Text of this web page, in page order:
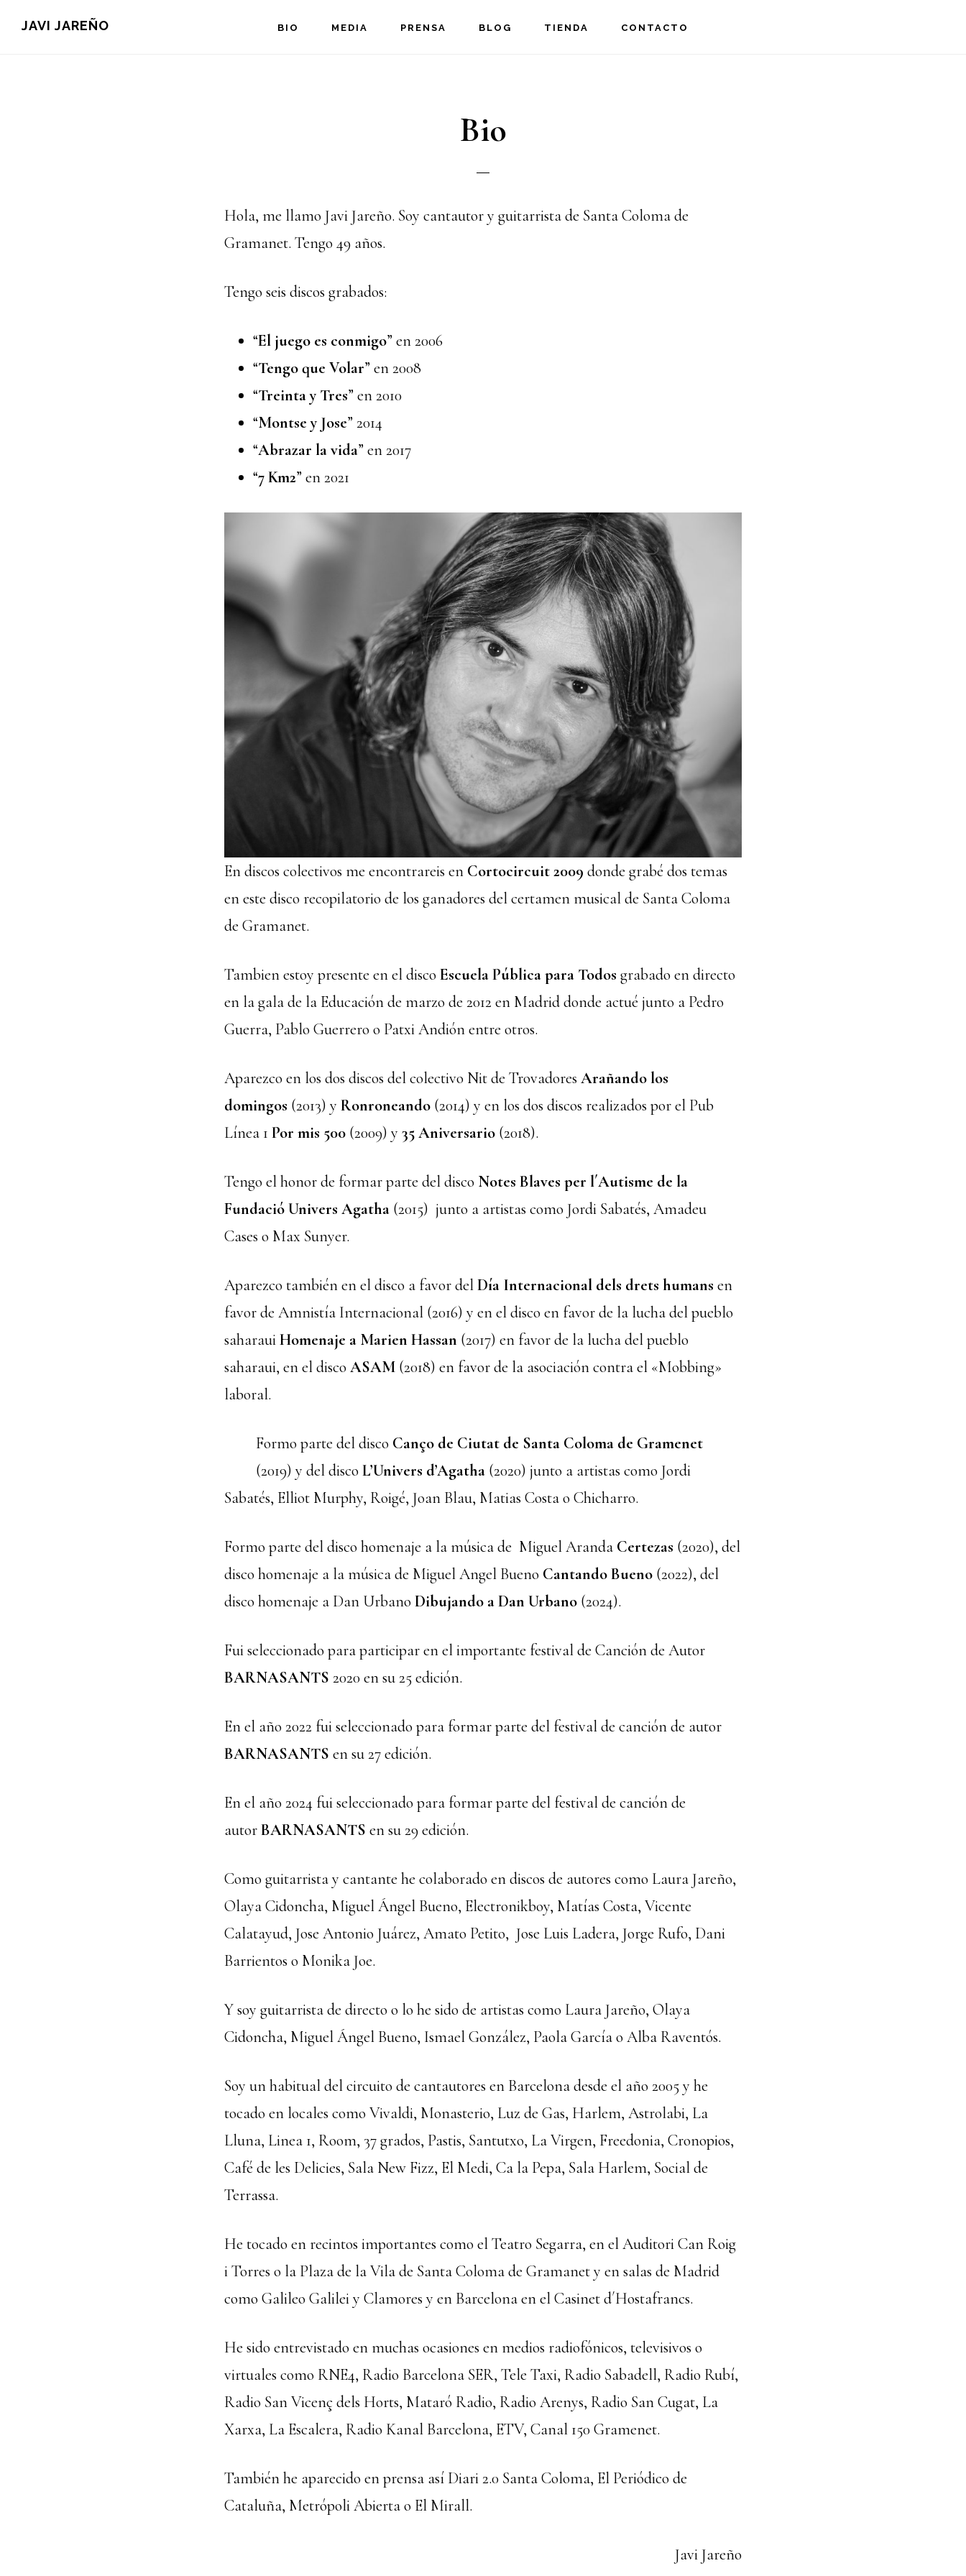
JAVI JAREÑO BIO MEDIA PRENSA BLOG TIENDA CONTACTO
Bio
Hola, me llamo Javi Jareño. Soy cantautor y guitarrista de Santa Coloma de
Gramanet. Tengo 49 años.
Tengo seis discos grabados:
“El juego es conmigo” en 2006
“Tengo que Volar” en 2008
“Treinta y Tres” en 2010
“Montse y Jose” 2014
“Abrazar la vida” en 2017
“7 Km2” en 2021
En discos colectivos me encontrareis en Cortocircuit 2009 donde grabé dos temas
en este disco recopilatorio de los ganadores del certamen musical de Santa Coloma
de Gramanet.
Tambien estoy presente en el discoEscuela Pública para Todos grabado en directo
en la gala de la Educación de marzo de 2012 en Madrid donde actué junto a Pedro
Guerra, Pablo Guerrero o Patxi Andión entre otros.
Aparezco en los dos discos del colectivo Nit de TrovadoresArañando los
domingos (2013) y Ronroneando (2014) y en los dos discos realizados por el Pub
Línea 1 Por mis 500 (2009) y 35 Aniversario (2018).
Tengo el honor de formar parte del disco Notes Blaves per l´Autisme de la
Fundació Univers Agatha (2015) junto a artistas como Jordi Sabatés, Amadeu
Cases o Max Sunyer.
Aparezco también en el disco a favor delDía Internacional dels drets humans en
favor de Amnistía Internacional (2016) y en el disco en favor de la lucha del pueblo
saharauiHomenaje a Marien Hassan (2017) en favor de la lucha del pueblo
saharaui, en el discoASAM (2018) en favor de la asociación contra el «Mobbing»
laboral.
Formo parte del disco Canço de Ciutat de Santa Coloma de Gramenet
(2019) y del discoL’Univers d’Agatha (2020) junto a artistas como Jordi
Sabatés, Elliot Murphy, Roigé, Joan Blau, Matias Costa o Chicharro.
Formo parte del disco homenaje a la música de Miguel Aranda Certezas (2020), del
disco homenaje a la música de Miguel Angel Bueno Cantando Bueno (2022), del
disco homenaje a Dan UrbanoDibujando a Dan Urbano (2024).
Fui seleccionado para participar en el importante festival de Canción de Autor
BARNASANTS 2020 en su 25 edición.
En el año 2022 fui seleccionado para formar parte del festival de canción de autor
BARNASANTS en su 27 edición.
En el año 2024 fui seleccionado para formar parte del festival de canción de
autorBARNASANTS en su 29 edición.
Como guitarrista y cantante he colaborado en discos de autores como Laura Jareño,
Olaya Cidoncha, Miguel Ángel Bueno, Electronikboy, Matías Costa, Vicente
Calatayud, Jose Antonio Juárez, Amato Petito, Jose Luis Ladera, Jorge Rufo, Dani
Barrientos o Monika Joe.
Y soy guitarrista de directo o lo he sido de artistas como Laura Jareño, Olaya
Cidoncha, Miguel Ángel Bueno, Ismael González, Paola García o Alba Raventós.
Soy un habitual del circuito de cantautores en Barcelona desde el año 2005 y he
tocado en locales como Vivaldi, Monasterio, Luz de Gas, Harlem, Astrolabi, La
Lluna, Linea 1, Room, 37 grados, Pastis, Santutxo, La Virgen, Freedonia, Cronopios,
Café de les Delicies, Sala New Fizz, El Medi, Ca la Pepa, Sala Harlem, Social de
Terrassa.
He tocado en recintos importantes como el Teatro Segarra, en el Auditori Can Roig
i Torres o la Plaza de la Vila de Santa Coloma de Gramanet y en salas de Madrid
como Galileo Galilei y Clamores y en Barcelona en el Casinet d´Hostafrancs.
He sido entrevistado en muchas ocasiones en medios radiofónicos, televisivos o
virtuales como RNE4, Radio Barcelona SER, Tele Taxi, Radio Sabadell, Radio Rubí,
Radio San Vicenç dels Horts, Mataró Radio, Radio Arenys, Radio San Cugat, La
Xarxa, La Escalera, Radio Kanal Barcelona, ETV, Canal 150 Gramenet.
También he aparecido en prensa así Diari 2.0 Santa Coloma, El Periódico de
Cataluña, Metrópoli Abierta o El Mirall.
Javi Jareño